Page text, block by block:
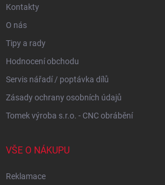
Kontakty
O nás
Tipy a rady
Hodnocení obchodu
Servis nářadí / poptávka dílů
Zásady ochrany osobních údajů
Tomek výroba s.r.o. - CNC obrábění
VŠE O NÁKUPU
Reklamace